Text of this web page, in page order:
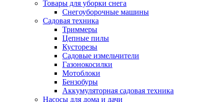
Товары для уборки снега
Снегоуборочные машины
Садовая техника
Триммеры
Цепные пилы
Кусторезы
Садовые измельчители
Газонокосилки
Мотоблоки
Бензобуры
Аккумуляторная садовая техника
Насосы для дома и дачи